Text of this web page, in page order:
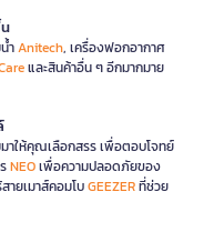
ำAnitech, เครื่องฟอกอากาศ
และสินค้าอื่น ๆ อีกมากมาย
ให้คุณเลือกสรร เพื่อตอบโจทย์
NEOเพื่อความปลอดภัยของ
ายเมาส์คอมโบGEEZERที่ช่วย